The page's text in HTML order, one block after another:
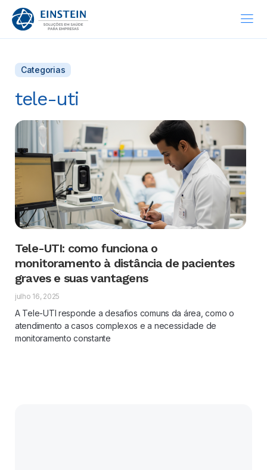
Categorias
tele-uti
Tele-UTI: como funciona o
monitoramento à distância de pacientes
graves e suas vantagens
julho 16, 2025
A Tele-UTI responde a desafios comuns da área, como o
atendimento a casos complexos e a necessidade de
monitoramento constante